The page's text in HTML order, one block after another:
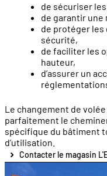
de sécuriser
de garantir
de protéger les
sécurité,
de faciliter les
hauteur,
d’assurer un
Le changement de
parfaitement le
spécifique du bâtiment
d’utilisation.
Contacter le magasin